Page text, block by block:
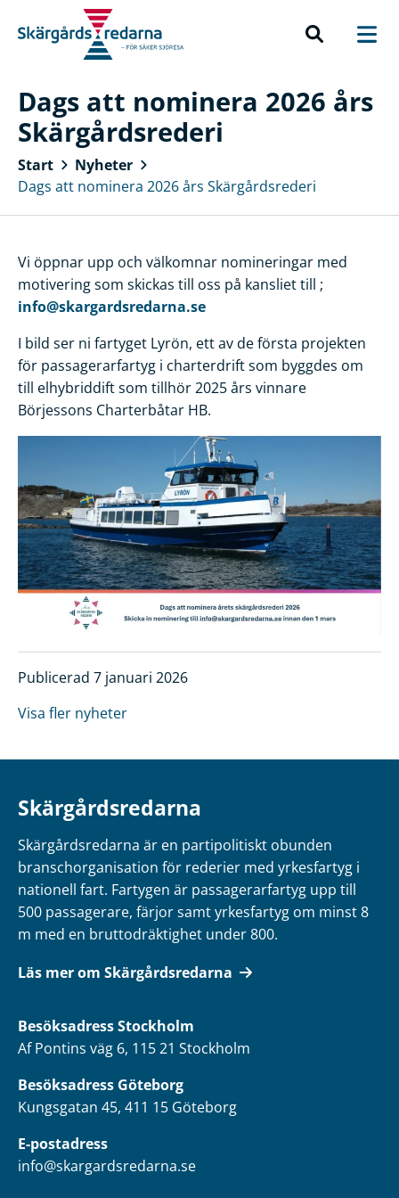
Dags att nominera 2026 års
Skärgårdsrederi
Start
Nyheter
Dags att nominera 2026 års Skärgårdsrederi
Vi öppnar upp och välkomnar nomineringar med
motivering som skickas till oss på kansliet till ;
info@skargardsredarna.se
I bild ser ni fartyget Lyrön, ett av de första projekten
för passagerarfartyg i charterdrift som byggdes om
till elhybriddift som tillhör 2025 års vinnare
Börjessons Charterbåtar HB.
Publicerad 7 januari 2026
Visa fler nyheter
Skärgårdsredarna
Skärgårdsredarna är en partipolitiskt obunden
branschorganisation för rederier med yrkesfartyg i
nationell fart. Fartygen är passagerarfartyg upp till
500 passagerare, färjor samt yrkesfartyg om minst 8
m med en bruttodräktighet under 800.
Läs mer om Skärgårdsredarna
BesöksadressStockholm
Af Pontins väg 6, 115 21 Stockholm
Besöksadress Göteborg
Kungsgatan 45, 411 15 Göteborg
E-postadress
info@skargardsredarna.se